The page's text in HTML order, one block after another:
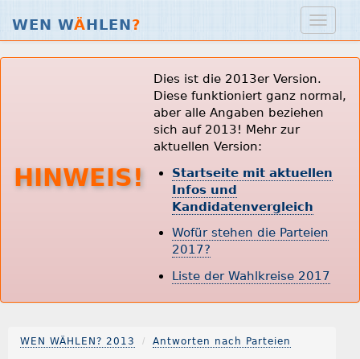
WEN WÄHLEN?
HINWEIS!
Dies ist die 2013er Version.
Diese funktioniert ganz normal,
aber alle Angaben beziehen
sich auf 2013! Mehr zur
aktuellen Version:
Startseite mit aktuellen
Infos und
Kandidatenvergleich
Wofür stehen die Parteien
2017?
Liste der Wahlkreise 2017
WEN WÄHLEN? 2013 Antworten nach Parteien